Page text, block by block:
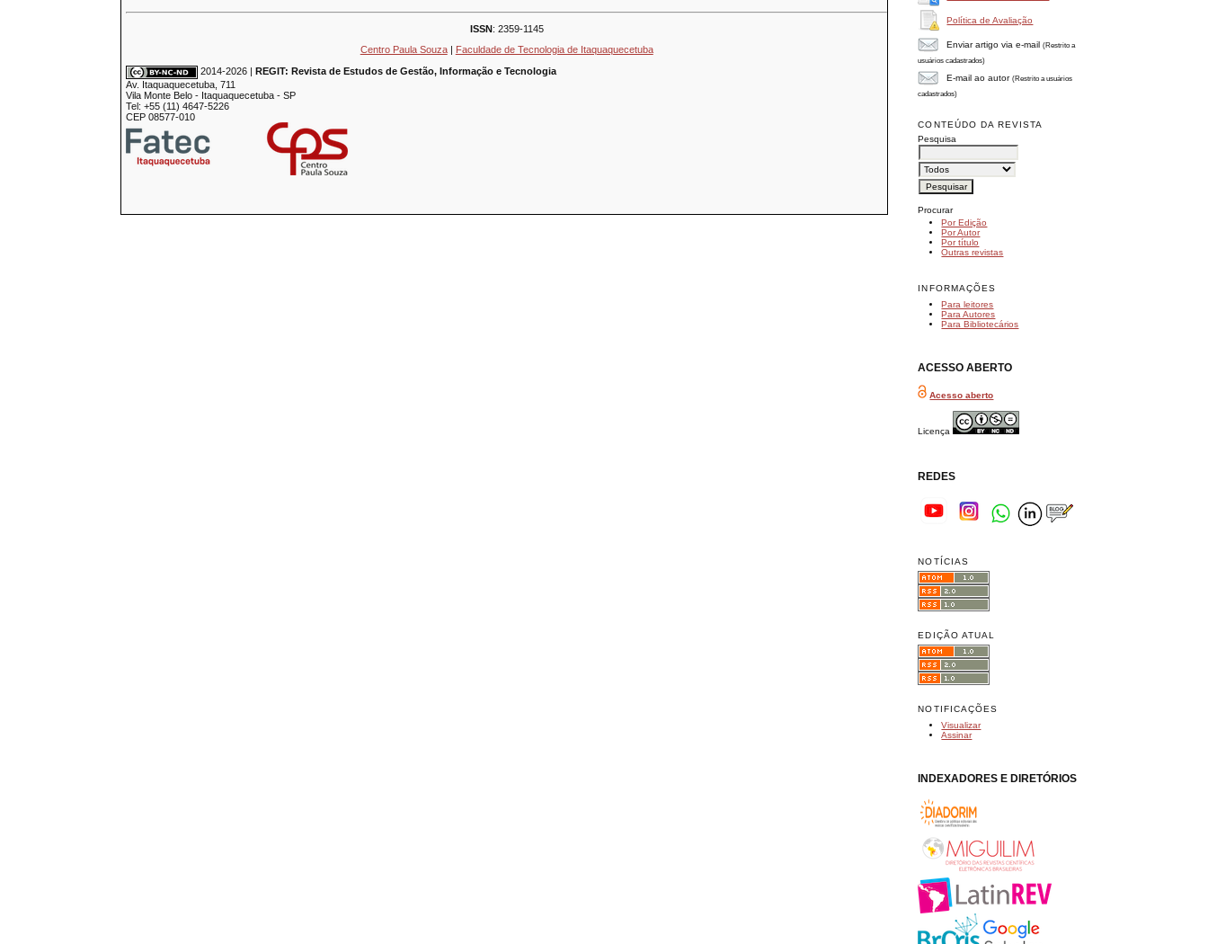
Política de Avaliação
Enviar artigo via e-mail(Restrito a
usuários cadastrados)
E-mail ao autor(Restrito a usuários
cadastrados)
CONTEÚDO DA REVISTA
Pesquisa
Procurar
Por Edição
Por Autor
Por título
Outras revistas
INFORMAÇÕES
Para leitores
Para Autores
Para Bibliotecários
ACESSO ABERTO
Acesso aberto
Licença
REDES
NOTÍCIAS
EDIÇÃO ATUAL
NOTIFICAÇÕES
Visualizar
Assinar
INDEXADORES E DIRETÓRIOS
ISSN: 2359-1145
Centro Paula Souza|
Faculdade de Tecnologia de Itaquaquecetuba
2014-2026 |REGIT: Revista de Estudos de Gestão, Informação e Tecnologia
Av. Itaquaquecetuba, 711
Vila Monte Belo - Itaquaquecetuba - SP
Tel: +55 (11) 4647-5226
CEP 08577-010